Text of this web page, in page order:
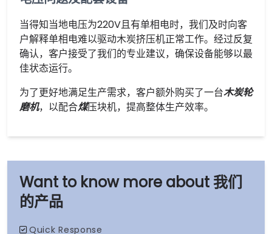
我们
的产品
当得知当地电压为220V且有单相电时，我们及时向客
户解释单相电难以驱动木炭挤压机正常工作。经过反复
确认，客户接受了我们的专业建议，确保设备能够以最
佳状态运行。
为了更好地满足生产需求，客户额外购买了一台木炭轮
磨机，以配合煤压块机，提高整体生产效率。